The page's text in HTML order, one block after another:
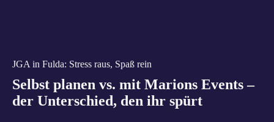
JGA in Fulda: Stress raus, Spaß rein
Selbst planen vs. mit Marions Events –
der Unterschied, den ihr spürt